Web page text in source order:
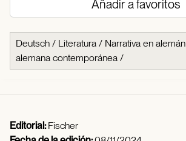
Añadir a favoritos
Deutsch / Literatura / Narrativa en alemán
alemana contemporánea /
Editorial:Fischer